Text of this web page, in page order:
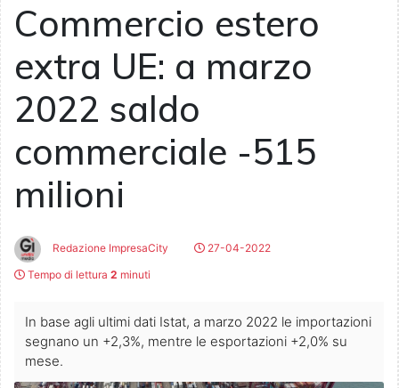
Commercio estero
extra UE: a marzo
2022 saldo
commerciale -515
milioni
Redazione ImpresaCity
27-04-2022
Tempo di lettura 2 minuti
In base agli ultimi dati Istat, a marzo 2022 le importazioni
segnano un +2,3%, mentre le esportazioni +2,0% su
mese.